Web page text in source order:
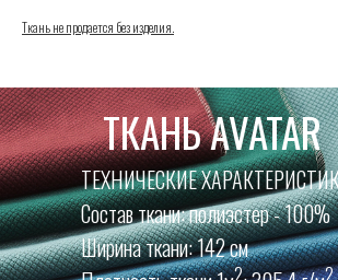
Ткань не продается без изделия.
ТКАНЬ AVATAR
ТЕХНИЧЕСКИЕ
Состав ткани: полиэстер - 100%
Ширина ткани: 142 см
2 2